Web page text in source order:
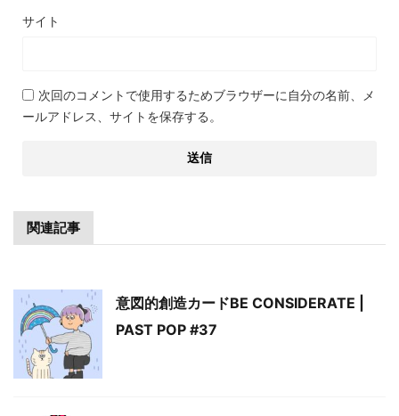
サイト
次回のコメントで使用するためブラウザーに自分の名前、メ
ールアドレス、サイトを保存する。
関連記事
意図的創造カードBE CONSIDERATE |
PAST POP #37